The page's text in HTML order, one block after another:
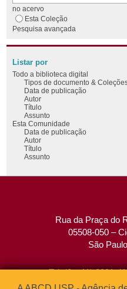
no acervo
Esta Coleção
Pesquisa avançada
Listar por
Todo a biblioteca digital
Tipos de documento &
Data de publicação
Autor
Título
Assunto
Esta Comunidade
Data de publicação
Autor
Título
Assunto
Rua da Praça do
05508-050 –
São
Tel: (0xx11) 3091-
Fax: